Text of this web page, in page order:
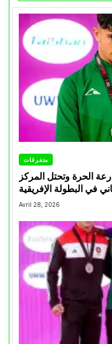
متفرقات
الحرة وتحتل المركز
Avril 28, 2026